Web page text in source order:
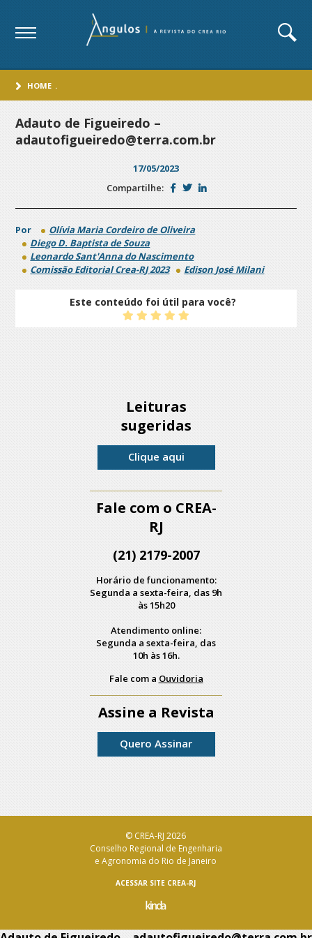
HOME .
Adauto de Figueiredo –
adautofigueiredo@terra.com.br
17/05/2023
Compartilhe:
Por
Olívia Maria Cordeiro de Oliveira
Diego D. Baptista de Souza
Leonardo Sant'Anna do Nascimento
Comissão Editorial Crea-RJ 2023
Edison José Milani
Este conteúdo foi útil para você?
Leituras
sugeridas
Clique aqui
Fale com o CREA-
RJ
(21) 2179-2007
Horário de funcionamento:
Segunda a sexta-feira, das 9h
às 15h20
Atendimento online:
Segunda a sexta-feira, das
10h às 16h.
Fale com a Ouvidoria
Assine a Revista
Quero Assinar
© CREA-RJ 2026
Conselho Regional de Engenharia
e Agronomia do Rio de Janeiro
ACESSAR SITE CREA-RJ